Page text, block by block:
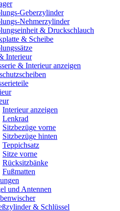
Geberzylinder
Nehmerzylinder
& Druckschlauch
& Scheibe
Interieur
& Interieur anzeigen
Interieur anzeigen
Lenkrad
Sitzbezüge vorne
Sitzbezüge hinten
Teppichsatz
Sitze vorne
Rücksitzbänke
Fußmatten
und Antennen
& Schlüssel